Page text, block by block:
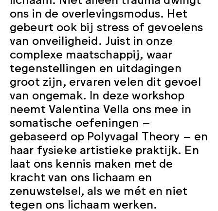
ons in de overlevingsmodus. Het
gebeurt ook bij stress of gevoelens
van onveiligheid. Juist in onze
complexe maatschappij, waar
tegenstellingen en uitdagingen
groot zijn, ervaren velen dit gevoel
van ongemak. In deze workshop
neemt Valentina Vella ons mee in
somatische oefeningen –
gebaseerd op Polyvagal Theory – en
haar fysieke artistieke praktijk. En
laat ons kennis maken met de
kracht van ons lichaam en
zenuwstelsel, als we mét en niet
tegen ons lichaam werken.